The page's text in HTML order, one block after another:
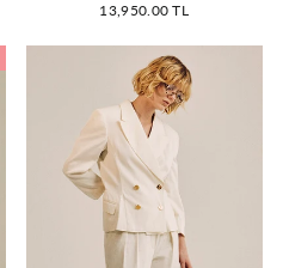
13,950.00 TL